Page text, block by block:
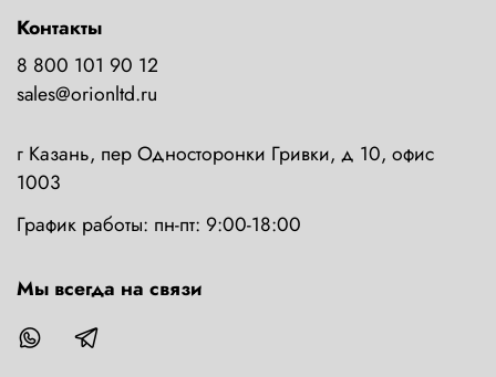
Контакты
8 800 101 90 12
sales@orionltd.ru
г Казань, пер Односторонки Гривки, д 10, офис
1003
График работы: пн-пт: 9:00-18:00
Мы всегда на связи